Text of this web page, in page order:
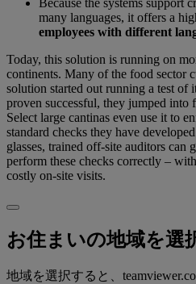
many languages, it offers a
employees with different
Today, this solution is running on
continents. Many of the food sector
solution started out running a test of
proven successful, they jumped
Select large cantinas even use it to
standard checks they have
glasses, trained off-site auditors can
perform these checks correctly –
costly on-site visits.
お住まいの地域を選
地域を選択すると、